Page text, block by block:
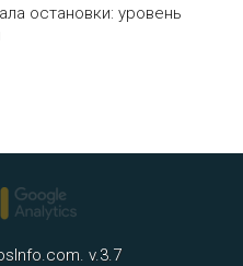
остановки: уровень
v.3.7